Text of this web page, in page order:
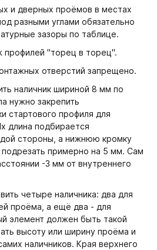
и дверных проёмов в местах
разными углами обязательно
зазоры по таблице.
профилей "торец в торец".
отверстий запрещено.
наличник шириной 8 мм по
нужно закрепить
стартового профиля для
длина подбирается
стороны, а нижнюю кромку
подрезать примерно на 5 мм. Сам
-3 мм от внутреннего
четыре наличника: два для
проёма, а ещё два - для
элемент должен быть такой
высоту или ширину проёма и
наличников. Края верхнего